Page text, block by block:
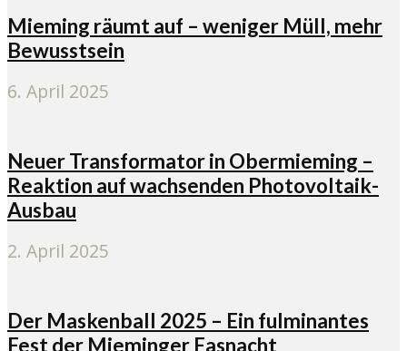
Mieming räumt auf – weniger Müll, mehr
Bewusstsein
6. April 2025
Neuer Transformator in Obermieming –
Reaktion auf wachsenden Photovoltaik-
Ausbau
2. April 2025
Der Maskenball 2025 – Ein fulminantes
Fest der Mieminger Fasnacht